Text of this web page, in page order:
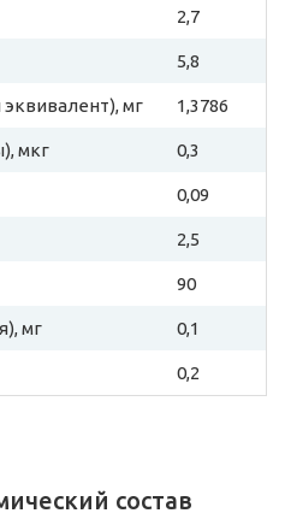
2,7
5,8
мг 1,3786
мкг 0,3
0,09
2,5
90
мг 0,1
0,2
состав